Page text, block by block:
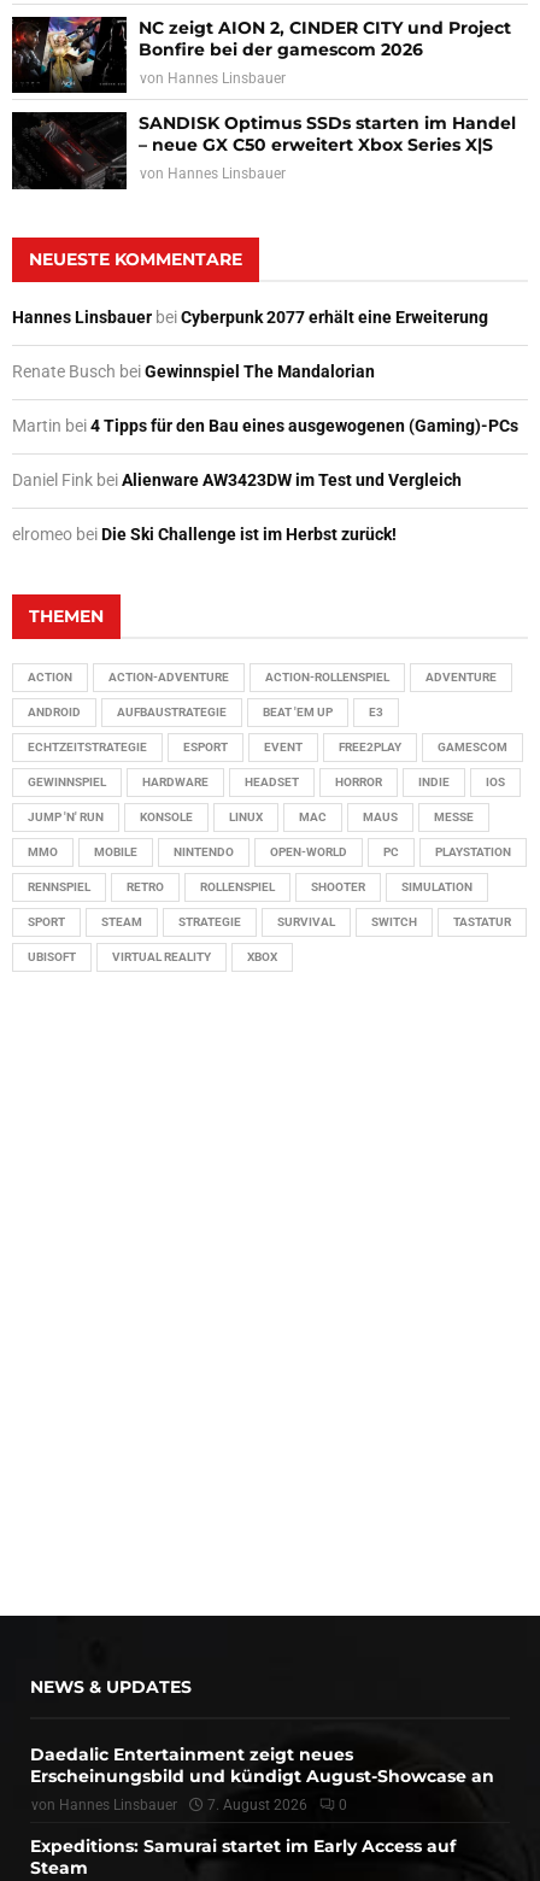
NC zeigt AION 2, CINDER CITY und Project
Bonfire bei der gamescom 2026
von Hannes Linsbauer
SANDISK Optimus SSDs starten im Handel
– neue GX C50 erweitert Xbox Series X|S
von Hannes Linsbauer
NEUESTE KOMMENTARE
Hannes Linsbauer beiCyberpunk 2077 erhält eine Erweiterung
Renate Busch beiGewinnspiel The Mandalorian
Martin bei4 Tipps für den Bau eines ausgewogenen (Gaming)-PCs
Daniel Fink beiAlienware AW3423DW im Test und Vergleich
elromeo beiDie Ski Challenge ist im Herbst zurück!
THEMEN
ACTION ACTION-ADVENTURE ACTION-ROLLENSPIEL ADVENTURE
ANDROID AUFBAUSTRATEGIE BEAT 'EM UP E3
ECHTZEITSTRATEGIE ESPORT EVENT FREE2PLAY GAMESCOM
GEWINNSPIEL HARDWARE HEADSET HORROR INDIE IOS
JUMP 'N' RUN KONSOLE LINUX MAC MAUS MESSE
MMO MOBILE NINTENDO OPEN-WORLD PC PLAYSTATION
RENNSPIEL RETRO ROLLENSPIEL SHOOTER SIMULATION
SPORT STEAM STRATEGIE SURVIVAL SWITCH TASTATUR
UBISOFT VIRTUAL REALITY XBOX
NEWS & UPDATES
Daedalic Entertainment zeigt neues
Erscheinungsbild und kündigt August-Showcase an
von Hannes Linsbauer 7. August 2026 0
Expeditions: Samurai startet im Early Access auf
Steam